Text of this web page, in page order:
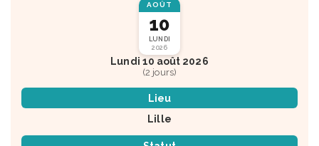
AOÛT
10
LUNDI
2026
Lundi 10 août 2026
(2 jours)
Lieu
Lille